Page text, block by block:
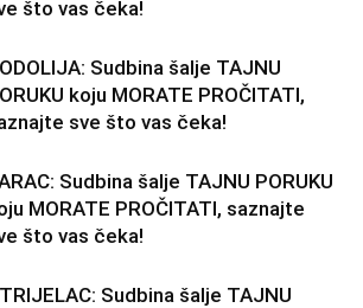
što vas čeka!
Sudbina šalje TAJNU
koju MORATE PROČITATI,
sve što vas čeka!
Sudbina šalje TAJNU PORUKU
MORATE PROČITATI, saznajte
što vas čeka!
Sudbina šalje TAJNU